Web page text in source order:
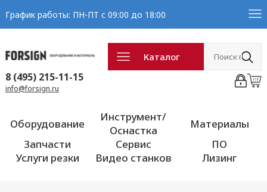
График работы: ПН-ПТ с 09:00 до 18:00
Каталог
8 (495) 215-11-15
info@forsign.ru
Оборудование
Инструмент/
Оснастка
Материалы
Запчасти
Сервис
ПО
Услуги резки
Видео станков Лизинг